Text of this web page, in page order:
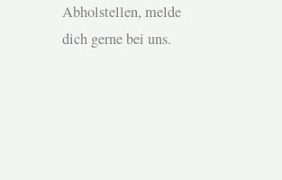
Abhol­stellen, melde
dich gerne bei uns.